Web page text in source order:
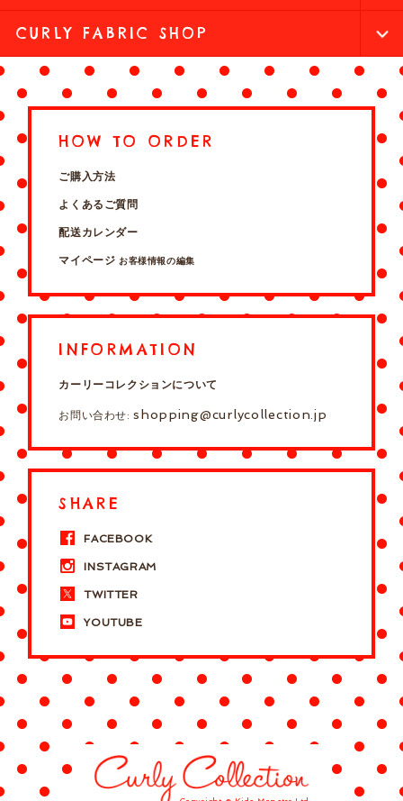
CURLY FABRIC SHOP
HOW TO ORDER
ご購入方法
よくあるご質問
配送カレンダー
マイページ お客様情報の編集
INFORMATION
カーリーコレクションについて
お問い合わせ:shopping@curlycollection.jp
SHARE
FACEBOOK
INSTAGRAM
TWITTER
YOUTUBE